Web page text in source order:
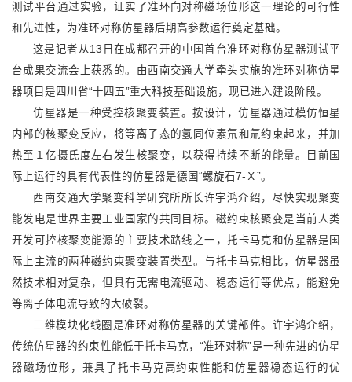
测试平台通过实验，证实了准环向对称磁场位形这一理论的可行性
和先进性，为准环对称仿星器后期高参数运行奠定基础。
这是记者从13日在成都召开的中国首台准环对称仿星器测试平
台成果交流会上获悉的。由西南交通大学牵头实施的准环对称仿星
器项目是四川省“十四五”重大科技基础设施，现已进入建设阶段。
仿星器是一种受控核聚变装置。按设计，仿星器通过模仿恒星
内部的核聚变反应，将等离子态的氢同位素氘和氚约束起来，并加
热至１亿摄氏度左右发生核聚变，以获得持续不断的能量。目前国
际上运行的具有代表性的仿星器是德国“螺旋石7-Ｘ”。
西南交通大学聚变科学研究所所长许宇鸿介绍，尽快实现聚变
能发电是世界主要工业国家的共同目标。磁约束核聚变是当前人类
开发可控核聚变能源的主要技术路线之一，托卡马克和仿星器是国
际上主流的两种磁约束聚变装置类型。与托卡马克相比，仿星器虽
然技术相对复杂，但具有无需电流驱动、稳态运行等优点，能避免
等离子体电流导致的大破裂。
三维模块化线圈是准环对称仿星器的关键部件。许宇鸿介绍，
传统仿星器的约束性能低于托卡马克，“准环对称”是一种先进的仿星
器磁场位形，兼具了托卡马克高约束性能和仿星器稳态运行的优